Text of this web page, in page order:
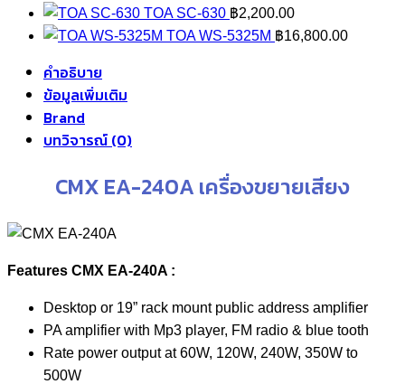
TOA SC-630 ฿2,200.00
TOA WS-5325M ฿16,800.00
คำอธิบาย
ข้อมูลเพิ่มเติม
Brand
บทวิจารณ์ (0)
CMX EA-240A เครื่องขยายเสียง
Features CMX EA-240A :
Desktop or 19” rack mount public address amplifier
PA amplifier with Mp3 player, FM radio & blue tooth
Rate power output at 60W, 120W, 240W, 350W to
500W